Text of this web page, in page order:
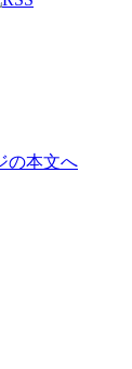
の本文へ